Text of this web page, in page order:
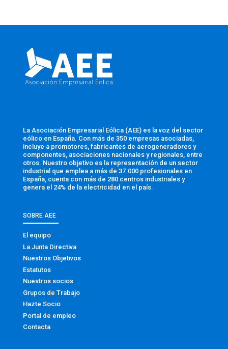
La Asociación Empresarial Eólica (AEE) es la voz del sector
eólico en España. Con más de 350 empresas asociadas,
incluye a promotores, fabricantes de aerogeneradores y
componentes, asociaciones nacionales y regionales, entre
otros. Nuestro objetivo es la representación de un sector
industrial que emplea a más de 37.000 profesionales en
España, cuenta con más de 280 centros industriales y
genera el 24% de la electricidad en el país.
SOBRE AEE
El equipo
La Junta Directiva
Nuestros Objetivos
Estatutos
Nuestros socios
Grupos de Trabajo
Hazte Socio
Portal de empleo
Contacta